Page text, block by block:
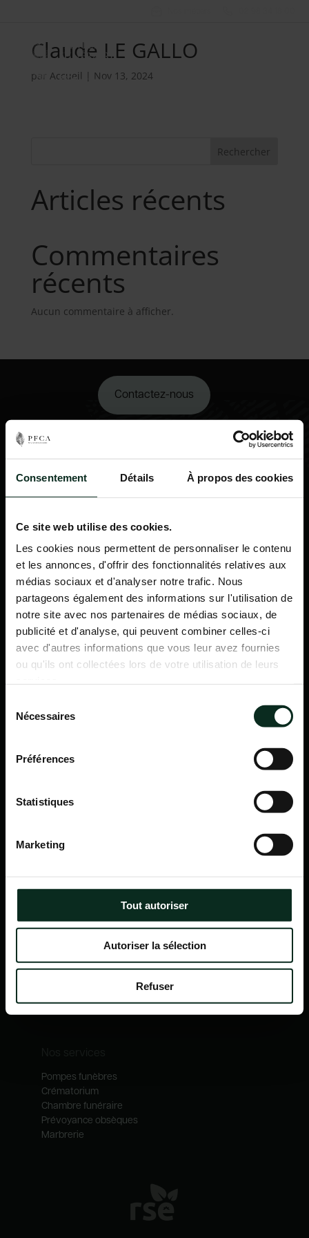
Consentement Détails À propos des cookies
Ce site web utilise des cookies.
Les cookies nous permettent de personnaliser le contenu
et les annonces, d'offrir des fonctionnalités relatives aux
médias sociaux et d'analyser notre trafic. Nous
partageons également des informations sur l'utilisation de
notre site avec nos partenaires de médias sociaux, de
publicité et d'analyse, qui peuvent combiner celles-ci
avec d'autres informations que vous leur avez fournies
ou qu'ils ont collectées lors de votre utilisation de leurs
Nécessaires
Préférences
Statistiques
Marketing
Tout autoriser
Autoriser la sélection
Refuser
Claude LE GALLO
par Accueil | Nov 13, 2024
Rechercher
Articles récents
Commentaires
récents
Aucun commentaire à afficher.
Contactez-nous
P.F.C.A Pompes Funèbres des Communes Associées
Itinéraire
Navigation
Qui sommes-nous ?
Notre catalogue
Nos métiers
Pompes funèbres
Crématorium
Chambre funéraire
Prévoyance obsèques
Marbrerie